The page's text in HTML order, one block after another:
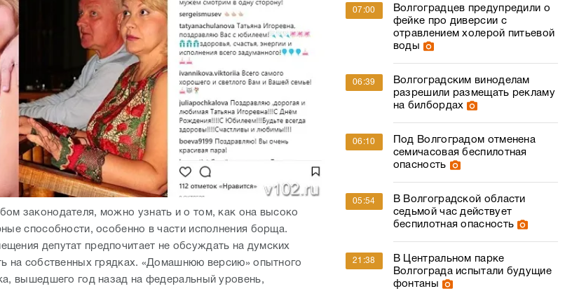
законодателя, можно узнать и о том, как она высоко
способности, особенно в части исполнения борща.
депутат предпочитает не обсуждать на думских
на собственных грядках. «Домашнюю версию» опытного
вышедшего год назад на федеральный уровень,
07:00
Волгоградцев предупредили о
фейке про диверсии с
отравлением холерой питьевой
воды
06:39
Волгоградским виноделам
разрешили размещать рекламу
на билбордах
06:10
Под Волгоградом отменена
семичасовая беспилотная
опасность
05:54
В Волгоградской области
седьмой час действует
беспилотная опасность
21:38
В Центральном парке
Волгограда испытали будущие
фонтаны